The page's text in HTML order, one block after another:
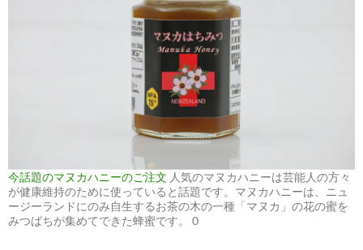
今話題のマヌカハニーのご注文 人気のマヌカハニーは芸能人の方々
が健康維持のために使っていると話題です。マヌカハニーは、ニュ
ージーランドにのみ自生するお茶の木の一種「マヌカ」の花の蜜を
みつばちが集めてできた蜂蜜です。 0